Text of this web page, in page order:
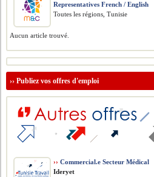
Representatives French / English
Toutes les régions, Tunisie
Aucun article trouvé.
››Publiez vos offres d'emploi
›› Commercial.e Secteur Médical
Ideryet